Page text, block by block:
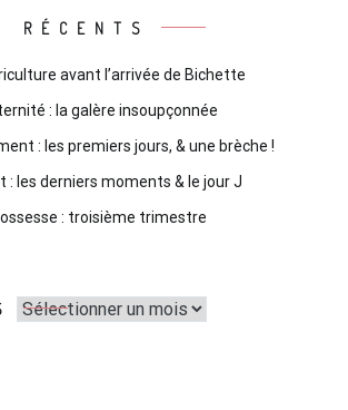
RÉCENTS
avant l’arrivée de Bichette
: la galère insoupçonnée
: les premiers jours, & une brèche !
: les derniers moments & le jour J
: troisième trimestre
Archives